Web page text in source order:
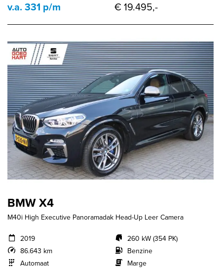
v.a. 331 p/m € 19.495,-
BMW X4
M40i High Executive Panoramadak Head-Up Leer Camera
2019
86.643 km
Automaat
260 kW (354 PK)
Benzine
Marge